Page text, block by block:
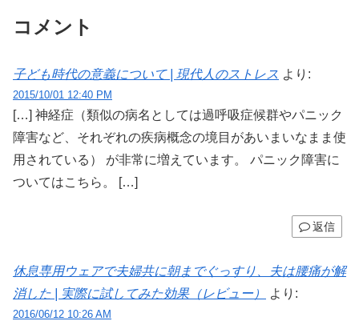
コメント
子ども時代の意義について | 現代人のストレス より:
2015/10/01 12:40 PM
[…] 神経症（類似の病名としては過呼吸症候群やパニック
障害など、それぞれの疾病概念の境目があいまいなまま使
用されている） が非常に増えています。 パニック障害に
ついてはこちら。 […]
返信
休息専用ウェアで夫婦共に朝までぐっすり、夫は腰痛が解
消した | 実際に試してみた効果（レビュー）
より:
2016/06/12 10:26 AM